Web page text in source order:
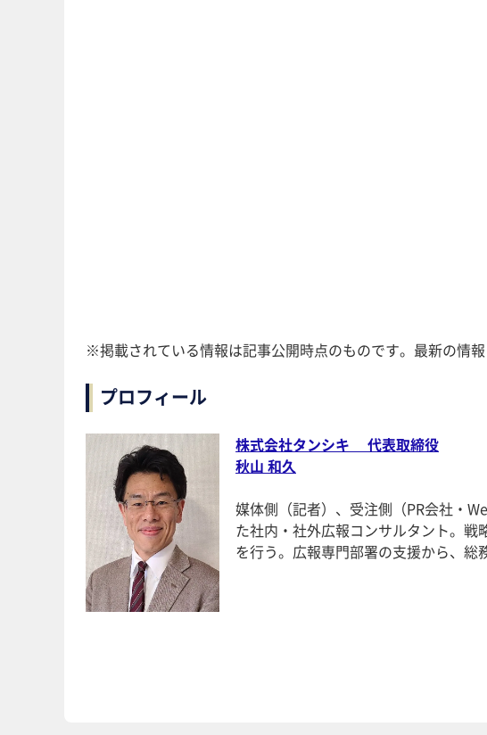
※掲載されている情報は記事公開時点のものです。最新の情報
プロフィール
株式会社タンシキ 代表取締役
秋山 和久
媒体側（記者）、受注側（PR会社・
た社内・社外広報コンサルタント。
を行う。広報専門部署の支援から、総